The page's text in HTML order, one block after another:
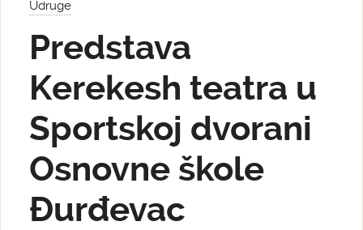
Udruge
Predstava
Kerekesh teatra u
Sportskoj dvorani
Osnovne škole
Đurđevac